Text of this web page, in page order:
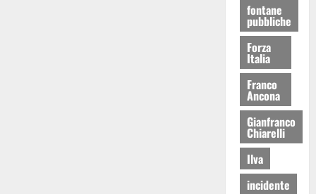
fontane
pubbliche
Forza
Italia
Franco
Ancona
Gianfranco
Chiarelli
Ilva
incidente